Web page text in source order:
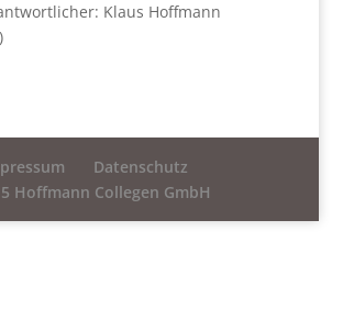
Klaus Hoffmann
Datenschutz
Hoffmann Collegen GmbH